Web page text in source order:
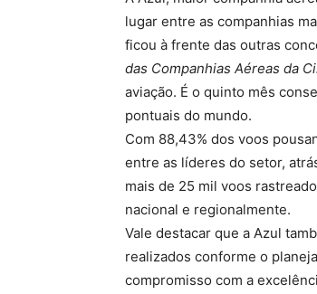
lugar entre as companhias
ficou à frente das outras
das Companhias Aéreas da
aviação. É o quinto mês
pontuais do mundo.
Com 88,43% dos voos
entre as líderes do setor,
mais de 25 mil voos
nacional e regionalmente.
Vale destacar que a Azul
realizados conforme o
compromisso com a